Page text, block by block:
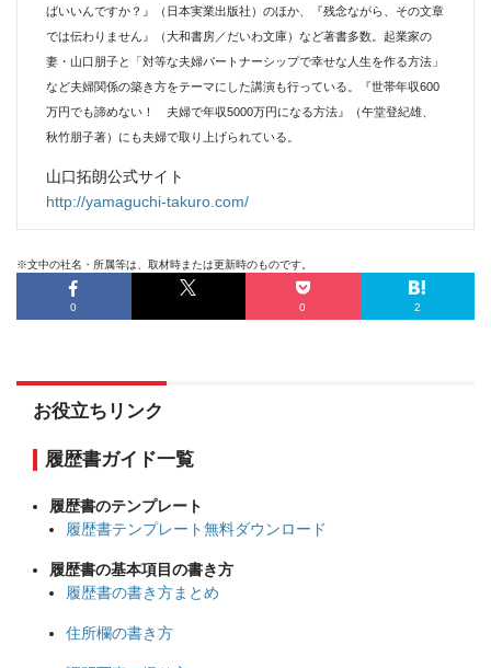
ばいいんですか？』（日本実業出版社）のほか、『残念ながら、その文章
では伝わりません』（大和書房／だいわ文庫）など著書多数。起業家の
妻・山口朋子と「対等な夫婦パートナーシップで幸せな人生を作る方法」
など夫婦関係の築き方をテーマにした講演も行っている。『世帯年収600
万円でも諦めない！ 夫婦で年収5000万円になる方法』（午堂登紀雄、
秋竹朋子著）にも夫婦で取り上げられている。
山口拓朗公式サイト
http://yamaguchi-takuro.com/
※文中の社名・所属等は、取材時または更新時のものです。
0 0 2
お役立ちリンク
履歴書ガイド一覧
履歴書のテンプレート
履歴書テンプレート無料ダウンロード
履歴書の基本項目の書き方
履歴書の書き方まとめ
住所欄の書き方